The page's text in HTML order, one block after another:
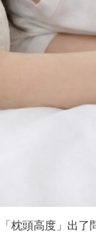
枕頭高度」出了